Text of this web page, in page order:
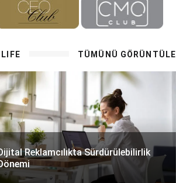
TÜMÜNÜ GÖRÜNTÜLE
Reklamcılıkta Sürdürülebilirlik